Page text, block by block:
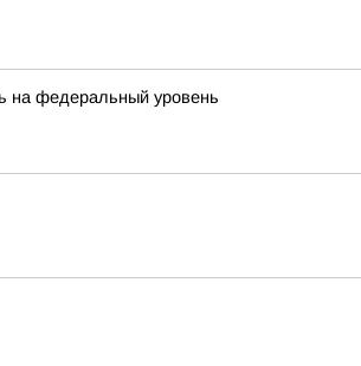
на федеральный уровень